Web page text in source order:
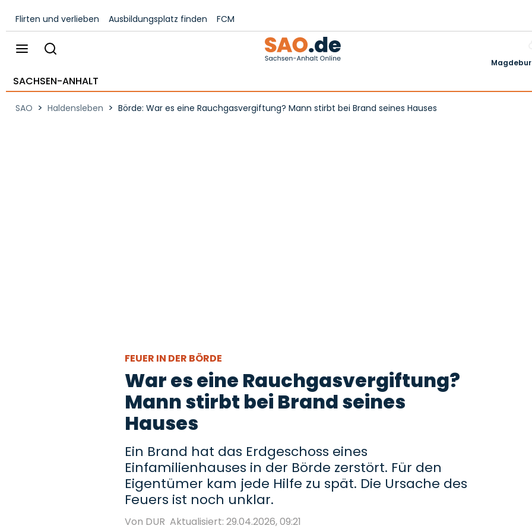
Flirten und verlieben Ausbildungsplatz finden FCM
SACHSEN-ANHALT
SAO > Haldensleben > Börde: War es eine Rauchgasvergiftung? Mann stirbt bei Brand seines Hauses
FEUER IN DER BÖRDE
War es eine Rauchgasvergiftung?
Mann stirbt bei Brand seines
Hauses
Ein Brand hat das Erdgeschoss eines
Einfamilienhauses in der Börde zerstört. Für den
Eigentümer kam jede Hilfe zu spät. Die Ursache des
Feuers ist noch unklar.
Von DUR Aktualisiert: 29.04.2026, 09:21